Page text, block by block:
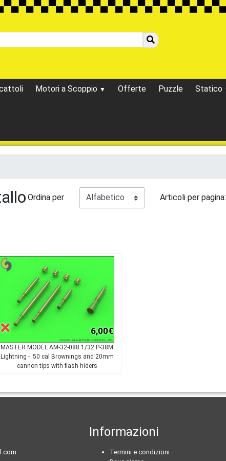
Motori a Scoppio Offerte Puzzle Statico
Ordina per Articoli per pagina:
6,00€
MASTER MODEL AM-32-088 1/32 P-38M
Lightning - .50 cal Brownings and 20mm
cannon tips with flash hiders
Informazioni
Termini e condizioni